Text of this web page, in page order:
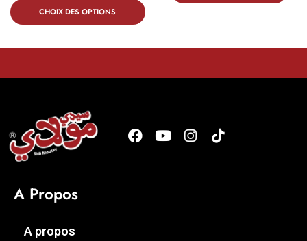
CHOIX DES OPTIONS
A Propos
A propos